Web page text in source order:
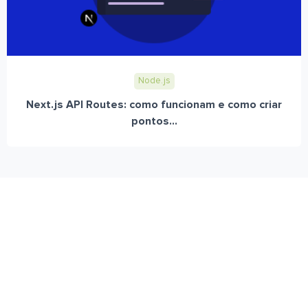
Node.js
Next.js API Routes: como funcionam e como criar
pontos...